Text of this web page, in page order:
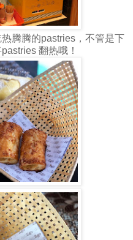
腾腾的pastries，不管是下
翻热哦！